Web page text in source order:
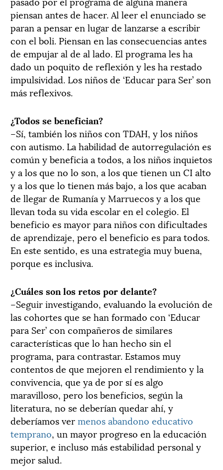
piensan antes de hacer. Al leer el enunciado se
paran a pensar en lugar de lanzarse a escribir
con el boli. Piensan en las consecuencias antes
de empujar al de al lado. El programa les ha
dado un poquito de reflexión y les ha restado
impulsividad. Los niños de ‘Educar para Ser’ son
más reflexivos.
¿Todos se benefician?
–Sí, también los niños con TDAH, y los niños
con autismo. La habilidad de autorregulación es
común y beneficia a todos, a los niños inquietos
y a los que no lo son, a los que tienen un CI alto
y a los que lo tienen más bajo, a los que acaban
de llegar de Rumanía y Marruecos y a los que
llevan toda su vida escolar en el colegio. El
beneficio es mayor para niños con dificultades
de aprendizaje, pero el beneficio es para todos.
En este sentido, es una estrategia muy buena,
porque es inclusiva.
¿Cuáles son los retos por delante?
–Seguir investigando, evaluando la evolución de
las cohortes que se han formado con ‘Educar
para Ser’ con compañeros de similares
características que lo han hecho sin el
programa, para contrastar. Estamos muy
contentos de que mejoren el rendimiento y la
convivencia, que ya de por sí es algo
maravilloso, pero los beneficios, según la
literatura, no se deberían quedar ahí, y
deberíamos vermenos abandono educativo
temprano, un mayor progreso en la educación
superior, e incluso más estabilidad personal y
mejor salud.